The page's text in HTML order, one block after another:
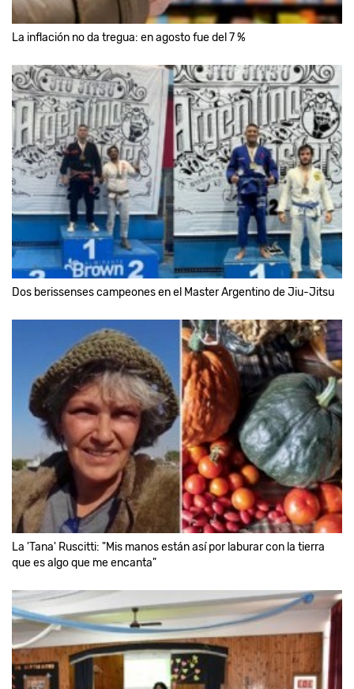
La inflación no da tregua: en agosto fue del 7 %
Dos berissenses campeones en el Master Argentino de Jiu-Jitsu
La 'Tana' Ruscitti: "Mis manos están así por laburar con la tierra
que es algo que me encanta"